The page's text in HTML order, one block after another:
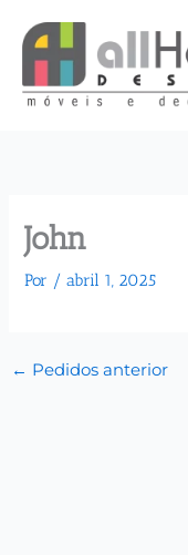
para
conteúdo
John
Por /abril 1, 2025
← Pedidos anterior